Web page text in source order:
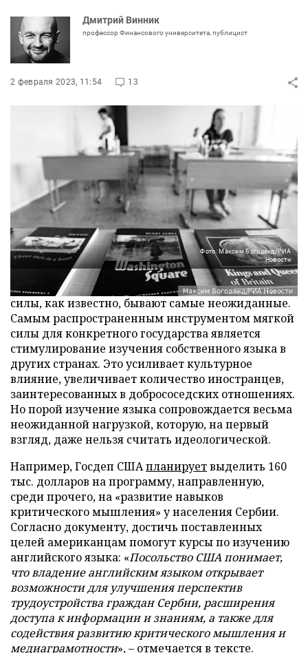
Дмитрий Винник
профессор Финансового университета, публицист
2 февраля 2023, 11:54 13
Фото: Максим Богодвид/РИА
Новости
Инструменты психологической войны и мягкой
силы, как известно, бывают самые неожиданные.
Самым распространенным инструментом мягкой
силы для конкретного государства является
стимулирование изучения собственного языка в
других странах. Это усиливает культурное
влияние, увеличивает количество иностранцев,
заинтересованных в добрососедских отношениях.
Но порой изучение языка сопровождается весьма
неожиданной нагрузкой, которую, на первый
взгляд, даже нельзя считать идеологической.
Например, Госдеп СШАпланируетвыделить 160
тыс. долларов на программу, направленную,
среди прочего, на «развитие навыков
критического мышления» у населения Сербии.
Согласно документу, достичь поставленных
целей американцам помогут курсы по изучению
английского языка: «Посольство США понимает,
что владение английским языком открывает
возможности для улучшения перспектив
трудоустройства граждан Сербии, расширения
доступа к информации и знаниям, а также для
содействия развитию критического мышления и
медиаграмотности», – отмечается в тексте.